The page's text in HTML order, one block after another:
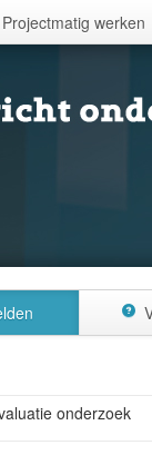
Projectmatig werken
onderzoek